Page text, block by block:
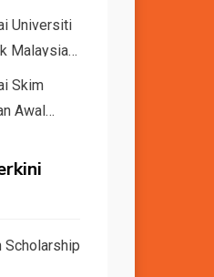
Universiti
Malaysia
Tahun
Skim
Awal
Scholarship